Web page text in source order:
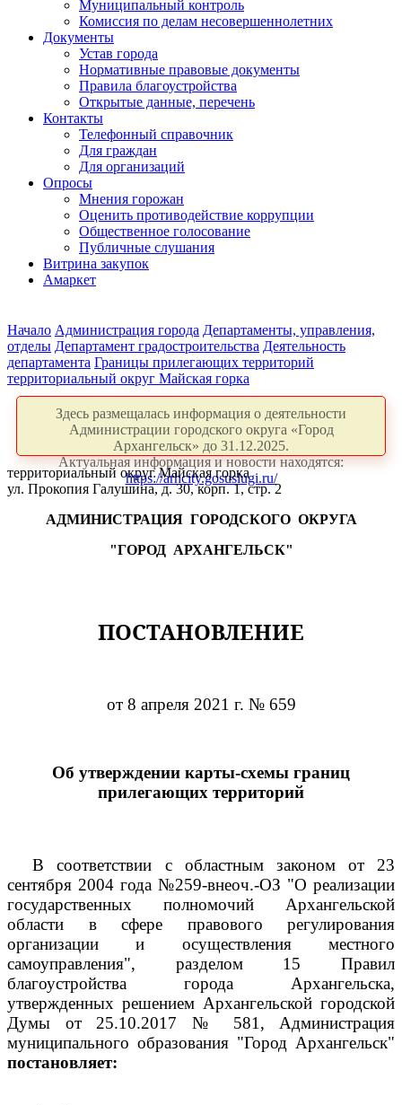
Муниципальный контроль
Комиссия по делам несовершеннолетних
Документы
Устав города
Нормативные правовые документы
Правила благоустройства
Открытые данные, перечень
Контакты
Телефонный справочник
Для граждан
Для организаций
Опросы
Мнения горожан
Оценить противодействие коррупции
Общественное голосование
Публичные слушания
Витрина закупок
Амаркет
Начало Администрация города Департаменты, управления,
отделы Департамент градостроительства Деятельность
департамента Границы прилегающих территорий
территориальный округ Майская горка
Здесь размещалась информация о деятельности
Администрации городского округа «Город
Архангельск» до 31.12.2025.
Актуальная информация и новости находятся:
https://arhcity.gosuslugi.ru/
территориальный округ Майская горка
ул. Прокопия Галушина, д. 30, корп. 1, стр. 2
АДМИНИСТРАЦИЯ ГОРОДСКОГО ОКРУГА
"ГОРОД АРХАНГЕЛЬСК"
ПОСТАНОВЛЕНИЕ
от 8 апреля 2021 г. № 659
Об утверждении карты-схемы границ
прилегающих территорий
В соответствии с областным законом от 23
сентября 2004 года №259-внеоч.-ОЗ "О реализации
государственных полномочий Архангельской
области в сфере правового регулирования
организации и осуществления местного
самоуправления", разделом 15 Правил
благоустройства города Архангельска,
утвержденных решением Архангельской городской
Думы от 25.10.2017 № 581, Администрация
муниципального образования "Город Архангельск"
постановляет: